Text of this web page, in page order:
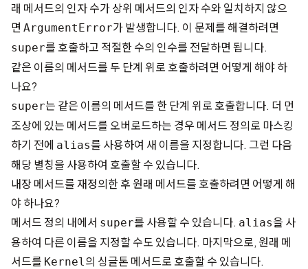
래 메서드의 인자 수가 상위 메서드의 인자 수와 일치하지 않으
면 ArgumentError가 발생합니다. 이 문제를 해결하려면
super를 호출하고 적절한 수의 인수를 전달하면 됩니다.
같은 이름의 메서드를 두 단계 위로 호출하려면 어떻게 해야 하
나요?
super는 같은 이름의 메서드를 한 단계 위로 호출합니다. 더 먼
조상에 있는 메서드를 오버로드하는 경우 메서드 정의로 마스킹
하기 전에 alias를 사용하여 새 이름을 지정합니다. 그런 다음
해당 별칭을 사용하여 호출할 수 있습니다.
내장 메서드를 재정의한 후 원래 메서드를 호출하려면 어떻게 해
야 하나요?
메서드 정의 내에서 super를 사용할 수 있습니다. alias을 사
용하여 다른 이름을 지정할 수도 있습니다. 마지막으로, 원래 메
서드를 Kernel의 싱글톤 메서드로 호출할 수 있습니다.